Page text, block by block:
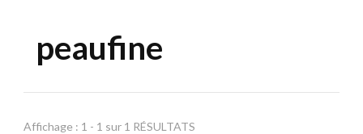
peaufine
Affichage : 1 - 1 sur 1 RÉSULTATS